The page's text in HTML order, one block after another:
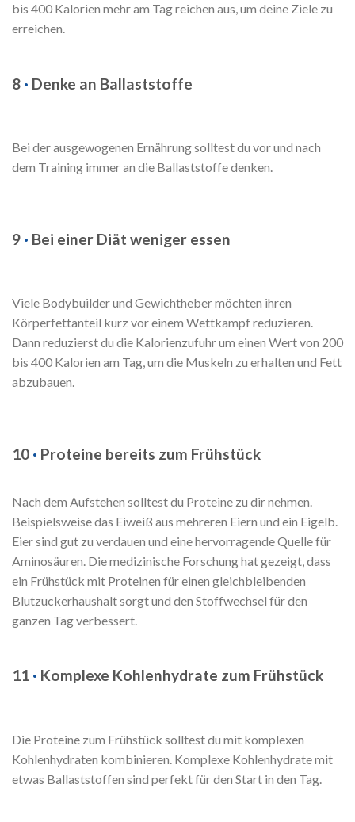
bis 400 Kalorien mehr am Tag reichen aus, um deine Ziele zu
erreichen.
8 · Denke an Ballaststoffe
Bei der ausgewogenen Ernährung solltest du vor und nach
dem Training immer an die Ballaststoffe denken.
9 · Bei einer Diät weniger essen
Viele Bodybuilder und Gewichtheber möchten ihren
Körperfettanteil kurz vor einem Wettkampf reduzieren.
Dann reduzierst du die Kalorienzufuhr um einen Wert von 200
bis 400 Kalorien am Tag, um die Muskeln zu erhalten und Fett
abzubauen.
10 · Proteine bereits zum Frühstück
Nach dem Aufstehen solltest du Proteine zu dir nehmen.
Beispielsweise das Eiweiß aus mehreren Eiern und ein Eigelb.
Eier sind gut zu verdauen und eine hervorragende Quelle für
Aminosäuren. Die medizinische Forschung hat gezeigt, dass
ein Frühstück mit Proteinen für einen gleichbleibenden
Blutzuckerhaushalt sorgt und den Stoffwechsel für den
ganzen Tag verbessert.
11 · Komplexe Kohlenhydrate zum Frühstück
Die Proteine zum Frühstück solltest du mit komplexen
Kohlenhydraten kombinieren. Komplexe Kohlenhydrate mit
etwas Ballaststoffen sind perfekt für den Start in den Tag.